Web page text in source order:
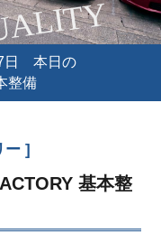
日 本日の
整備
ー
基本整